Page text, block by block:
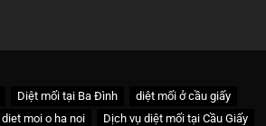
Diệt mối tại Ba Đình
diệt mối ở cầu giấy
diet moi o ha noi
Dịch vụ diệt mối tại Cầu Giấy